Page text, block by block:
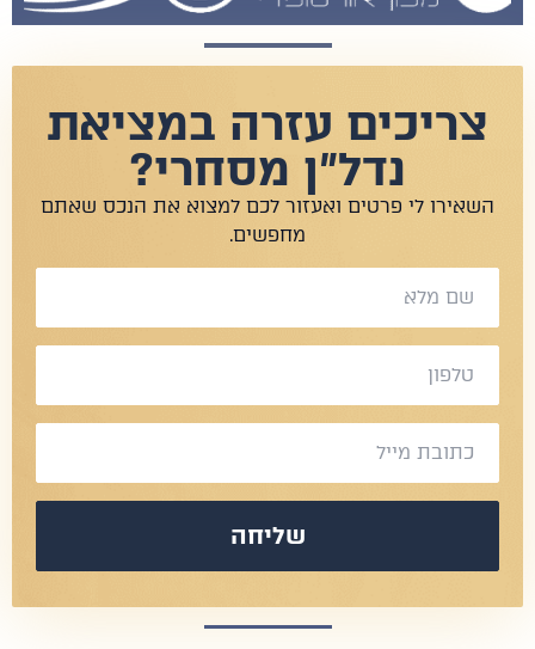
צריכים עזרה במציאת
נדל"ן מסחרי?
השאירו לי פרטים ואעזור לכם למצוא את הנכס שאתם
מחפשים.
שליחה